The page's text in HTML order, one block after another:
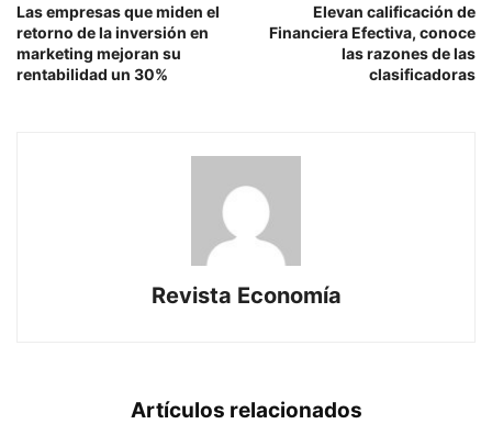
Las empresas que miden el
retorno de la inversión en
marketing mejoran su
rentabilidad un 30%
Elevan calificación de
Financiera Efectiva, conoce
las razones de las
clasificadoras
Revista Economía
Artículos relacionados